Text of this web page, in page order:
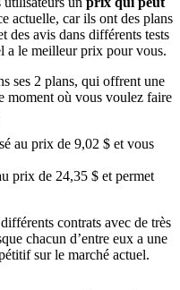
actuelle, car ils ont des plans
des avis dans différents tests
a le meilleur prix pour vous.
ses 2 plans, qui offrent une
moment où vous voulez faire
au prix de 9,02 $ et vous
prix de 24,35 $ et permet
contrats avec de très
chacun d’entre eux a une
sur le marché actuel.